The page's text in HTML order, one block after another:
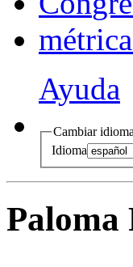
m
Ayuda
Cambiar idioma
Idioma
Paloma